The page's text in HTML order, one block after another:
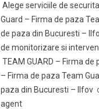
Alege serviciile de
Guard – Firma de paza
de paza din Bucuresti –
de monitorizare si
TEAM GUARD – Firma de
– Firma de paza Team
paza din Bucuresti – Ilfov
agent